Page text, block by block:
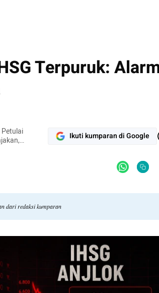
Terpuruk:
Aktif
Ikuti kumparan di Google
dari redaksi kumparan